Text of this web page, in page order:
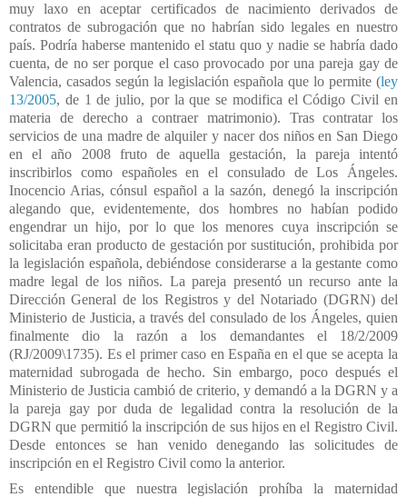
muy laxo en aceptar certificados de nacimiento derivados de
contratos de subrogación que no habrían sido legales en nuestro
país. Podría haberse mantenido el statu quo y nadie se habría dado
cuenta, de no ser porque el caso provocado por una pareja gay de
Valencia, casados según la legislación española que lo permite (ley
13/2005, de 1 de julio, por la que se modifica el Código Civil en
materia de derecho a contraer matrimonio). Tras contratar los
servicios de una madre de alquiler y nacer dos niños en San Diego
en el año 2008 fruto de aquella gestación, la pareja intentó
inscribirlos como españoles en el consulado de Los Ángeles.
Inocencio Arias, cónsul español a la sazón, denegó la inscripción
alegando que, evidentemente, dos hombres no habían podido
engendrar un hijo, por lo que los menores cuya inscripción se
solicitaba eran producto de gestación por sustitución, prohibida por
la legislación española, debiéndose considerarse a la gestante como
madre legal de los niños. La pareja presentó un recurso ante la
Dirección General de los Registros y del Notariado (DGRN) del
Ministerio de Justicia, a través del consulado de los Ángeles, quien
finalmente dio la razón a los demandantes el 18/2/2009
(RJ/2009\1735). Es el primer caso en España en el que se acepta la
maternidad subrogada de hecho. Sin embargo, poco después el
Ministerio de Justicia cambió de criterio, y demandó a la DGRN y a
la pareja gay por duda de legalidad contra la resolución de la
DGRN que permitió la inscripción de sus hijos en el Registro Civil.
Desde entonces se han venido denegando las solicitudes de
inscripción en el Registro Civil como la anterior.
Es entendible que nuestra legislación prohíba la maternidad